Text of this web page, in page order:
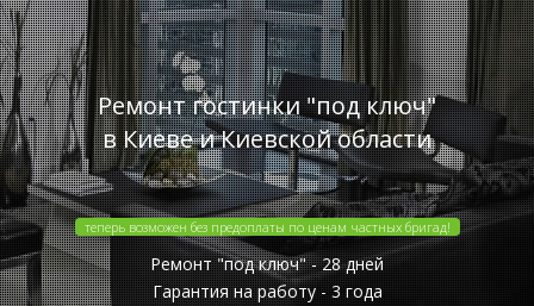
Ремонт гостинки "под ключ"
в Киеве и Киевской области
теперь возможен без предоплаты по ценам частных бригад!
Ремонт "под ключ" - 28 дней
Гарантия на работу - 3 года